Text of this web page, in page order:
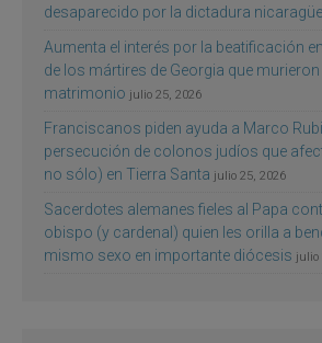
desaparecido por la dictadura
Aumenta el interés por la beatificación
de los mártires de Georgia que murieron
matrimonio julio 25, 2026
Franciscanos piden ayuda a Marco
persecución de colonos judíos que
no sólo) en Tierra Santa julio 25, 2026
Sacerdotes alemanes fieles al Papa
obispo (y cardenal) quien les orilla a
mismo sexo en importante diócesis julio